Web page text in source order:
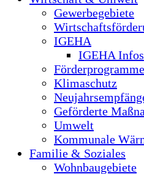
Gewerbegebiete
IGEHA
IGEHA Infos
Klimaschutz
Geförderte
Umwelt
Kommunale
Familie & Soziales
Wohnbaugebiete